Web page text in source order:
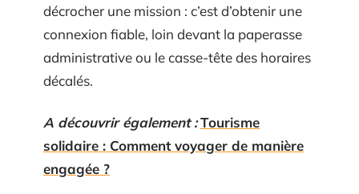
décrocher une mission : c’est d’obtenir une
connexion fiable, loin devant la paperasse
administrative ou le casse-tête des horaires
décalés.
A découvrir également :Tourisme
solidaire : Comment voyager de manière
engagée ?